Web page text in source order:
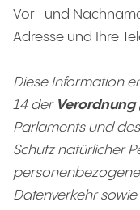
Vor- und
Adresse und Ihre
Diese Information
14 der Verordnung
Parlaments und
Schutz natürlicher
Datenverkehr